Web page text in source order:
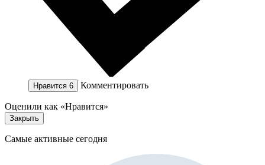
Нравится 6 Комментировать
Оценили как «Нравится»
Закрыть
Самые активные сегодня